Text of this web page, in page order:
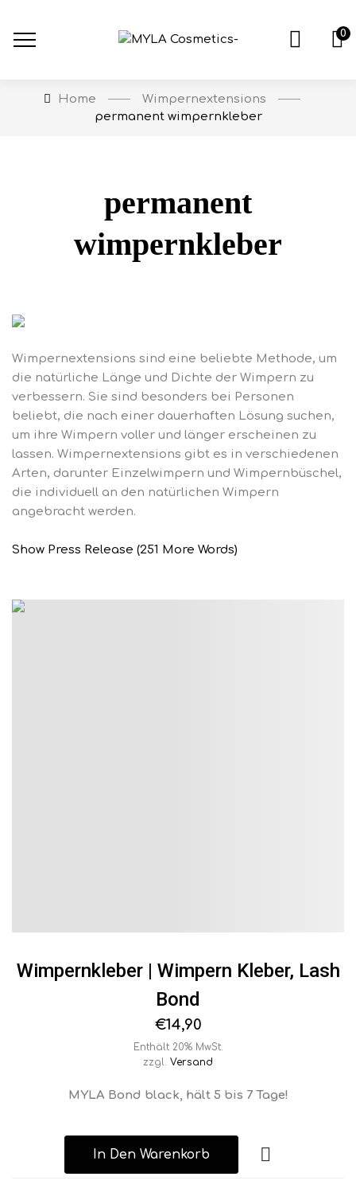
0
Home
Wimpernextensions
permanent wimpernkleber
permanent
wimpernkleber
Wimpernextensions sind eine beliebte Methode, um
die natürliche Länge und Dichte der Wimpern zu
verbessern. Sie sind besonders bei Personen
beliebt, die nach einer dauerhaften Lösung suchen,
um ihre Wimpern voller und länger erscheinen zu
lassen. Wimpernextensions gibt es in verschiedenen
Arten, darunter Einzelwimpern und Wimpernbüschel,
die individuell an den natürlichen Wimpern
angebracht werden.
Show Press Release (251 More Words)
Wimpernkleber | Wimpern Kleber, Lash
Bond
€14,90
Enthält 20% MwSt.
zzgl. Versand
MYLA Bond black, hält 5 bis 7 Tage!
In Den Warenkorb